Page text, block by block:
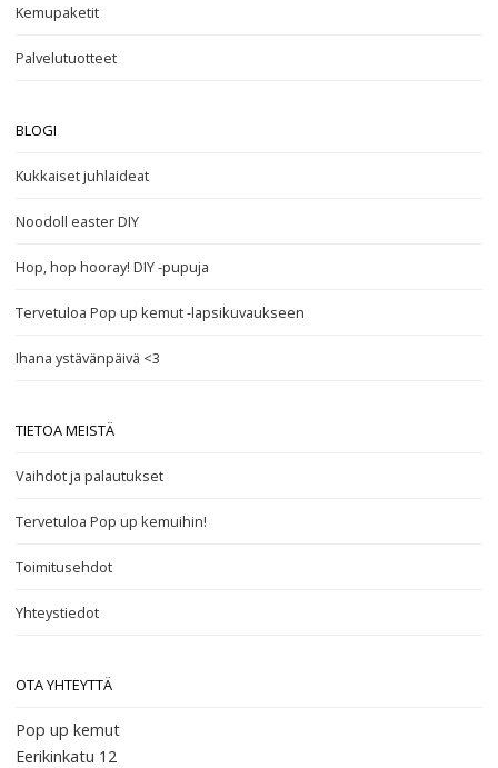
Kemupaketit
Palvelutuotteet
BLOGI
Kukkaiset juhlaideat
Noodoll easter DIY
Hop, hop hooray! DIY -pupuja
Tervetuloa Pop up kemut -lapsikuvaukseen
Ihana ystävänpäivä <3
TIETOA MEISTÄ
Vaihdot ja palautukset
Tervetuloa Pop up kemuihin!
Toimitusehdot
Yhteystiedot
OTA YHTEYTTÄ
Pop up kemut
Eerikinkatu 12